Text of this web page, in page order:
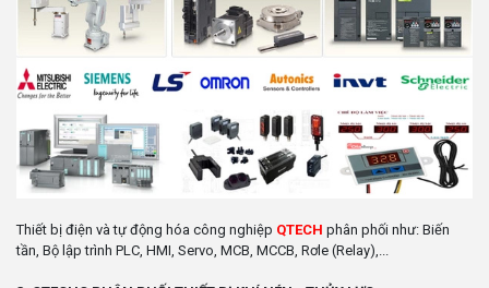
Thiết bị điện và tự động hóa công nghiệp QTECH phân phối như: Biến
tần, Bộ lập trình PLC, HMI, Servo, MCB, MCCB, Rơle (Relay),...